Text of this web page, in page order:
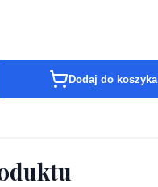
Dodaj do koszyka